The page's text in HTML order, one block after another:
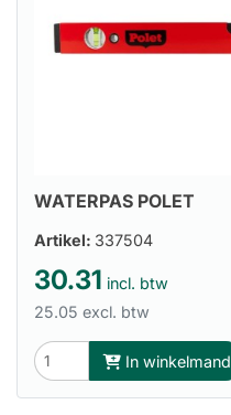
WATERPAS POLET
Artikel: 337504
30.31 incl. btw
25.05 excl. btw
In winkelmand